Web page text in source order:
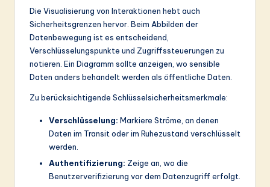
Die Visualisierung von Interaktionen hebt auch
Sicherheitsgrenzen hervor. Beim Abbilden der
Datenbewegung ist es entscheidend,
Verschlüsselungspunkte und Zugriffssteuerungen zu
notieren. Ein Diagramm sollte anzeigen, wo sensible
Daten anders behandelt werden als öffentliche Daten.
Zu berücksichtigende Schlüsselsicherheitsmerkmale:
Verschlüsselung: Markiere Ströme, an denen
Daten im Transit oder im Ruhezustand verschlüsselt
werden.
Authentifizierung: Zeige an, wo die
Benutzerverifizierung vor dem Datenzugriff erfolgt.